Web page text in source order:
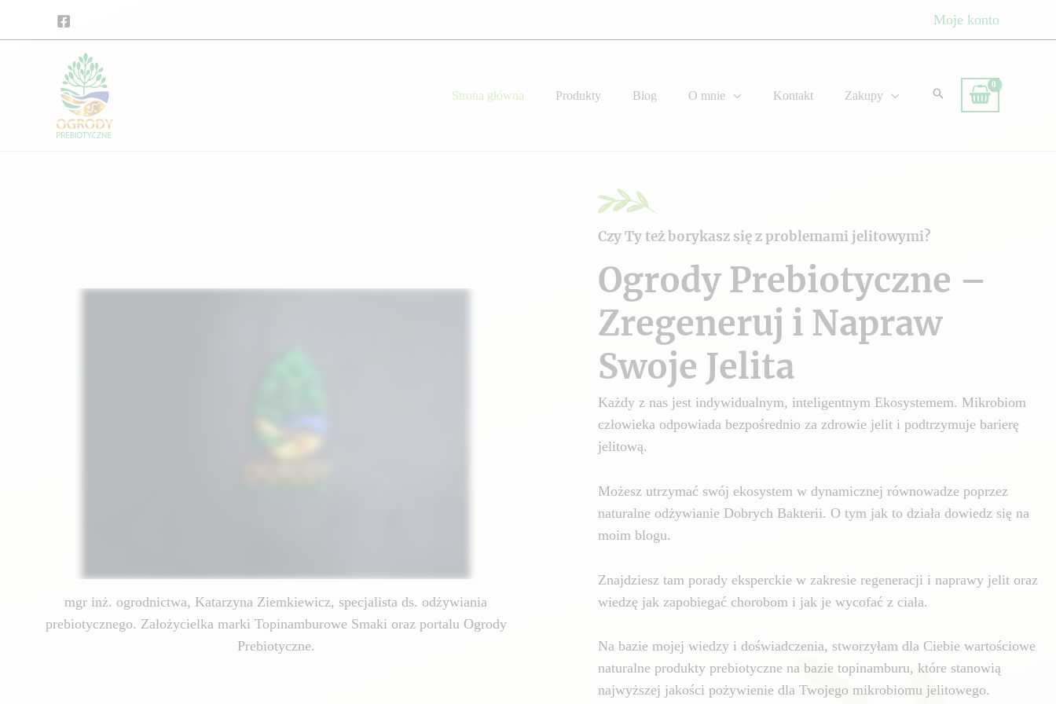
Moje konto
Strona główna Produkty Blog O mnie Kontakt Zakupy
mgr inż. ogrodnictwa, Katarzyna Ziemkiewicz, specjalista ds. odżywiania
prebiotycznego. Założycielka marki Topinamburowe Smaki oraz portalu Ogrody
Prebiotyczne.
Czy Ty też borykasz się z problemami jelitowymi?
Ogrody Prebiotyczne –
Zregeneruj i Napraw
Swoje Jelita
Każdy z nas jest indywidualnym, inteligentnym Ekosystemem. Mikrobiom
człowieka odpowiada bezpośrednio za zdrowie jelit i podtrzymuje barierę
jelitową.
Możesz utrzymać swój ekosystem w dynamicznej równowadze poprzez
naturalne odżywianie Dobrych Bakterii. O tym jak to działa dowiedz się na
moim blogu.
Znajdziesz tam porady eksperckie w zakresie regeneracji i naprawy jelit oraz
wiedzę jak zapobiegać chorobom i jak je wycofać z ciała.
Na bazie mojej wiedzy i doświadczenia, stworzyłam dla Ciebie wartościowe
naturalne produkty prebiotyczne na bazie topinamburu, które stanowią
najwyższej jakości pożywienie dla Twojego mikrobiomu jelitowego.